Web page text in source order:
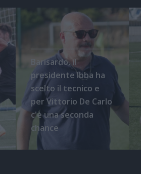
Barisardo, il
presidente Ibba ha
scelto il tecnico e
per Vittorio De Carlo
c'è una seconda
chance